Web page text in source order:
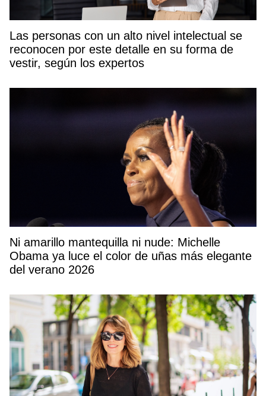
Las personas con un alto nivel intelectual se
reconocen por este detalle en su forma de
vestir, según los expertos
Ni amarillo mantequilla ni nude: Michelle
Obama ya luce el color de uñas más elegante
del verano 2026